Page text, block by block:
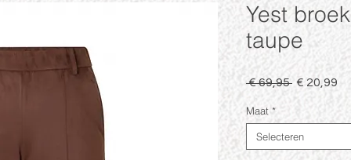
Yest
taupe
€ 69,95 Normale
€ 20,99
Maat *
Selecteren